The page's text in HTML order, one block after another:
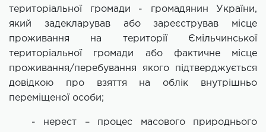
територіальної громади - громадянин України,
який задекларував або зареєстрував місце
проживання на території Ємільчинської
територіальної громади або фактичне місце
проживання/перебування якого підтверджується
довідкою про взяття на облік внутрішньо
переміщеної особи;
- нерест – процес масового природнього